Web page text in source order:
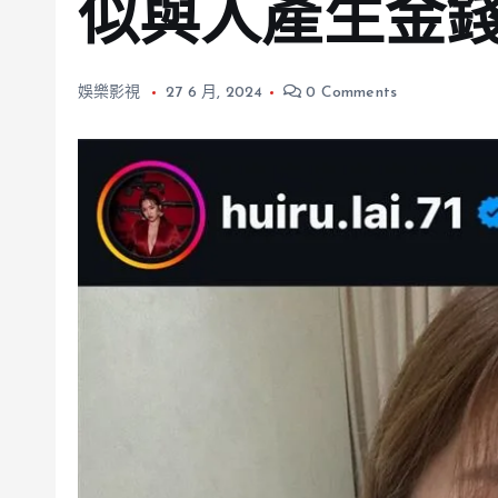
似與人產生金
娛樂影視 27 6 月, 2024 0 Comments